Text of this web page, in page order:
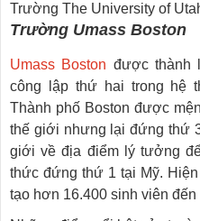
Trường The University of
Trường Umass Boston
Umass Boston được thành
công lập thứ hai trong hệ
Thành phố Boston được
thế giới nhưng lại đứng thứ
giới về địa điểm lý tưởng
thức đứng thứ 1 tại Mỹ.
tạo hơn 16.400 sinh viên